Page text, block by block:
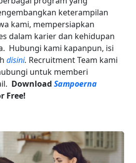
keterampilan
kami, mempersiapkan
dalam karier dan kehidupan
Hubungi kami kapanpun, isi
disini. Recruitment Team kami
untuk memberi
Download Sampoerna
Free!